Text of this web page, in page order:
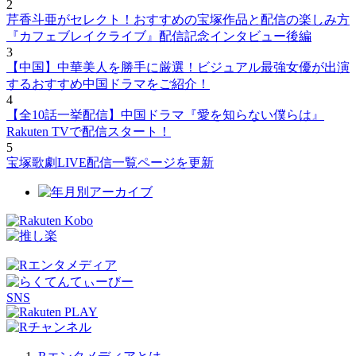
2
芹香斗亜がセレクト！おすすめの宝塚作品と配信の楽しみ方
『カフェブレイクライブ』配信記念インタビュー後編
3
【中国】中華美人を勝手に厳選！ビジュアル最強女優が出演
するおすすめ中国ドラマをご紹介！
4
【全10話一挙配信】中国ドラマ『愛を知らない僕らは』
Rakuten TVで配信スタート！
5
宝塚歌劇LIVE配信一覧ページを更新
SNS